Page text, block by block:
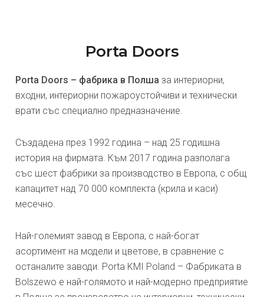
Porta Doors
Porta Doors – фабрика в Полша за интериорни,
входни, интериорни пожароустойчиви и технически
врати със специално предназначение.
Създадена през 1992 година – над 25 годишна
история на фирмата. Към 2017 година разполага
със шест фабрики за производство в Европа, с общ
капацитет над 70 000 комплекта (крила и каси)
месечно.
Най-големият завод в Европа, с най-богат
асортимент на модели и цветове, в сравнение с
останалите заводи. Porta KMI Poland – Фабриката в
Bolszewo е най-голямото и най-модерно предприятие